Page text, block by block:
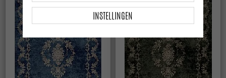
INSTELLINGEN